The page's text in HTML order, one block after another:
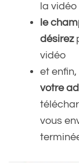
la
le
désirez
vidéo
et
votre
vous